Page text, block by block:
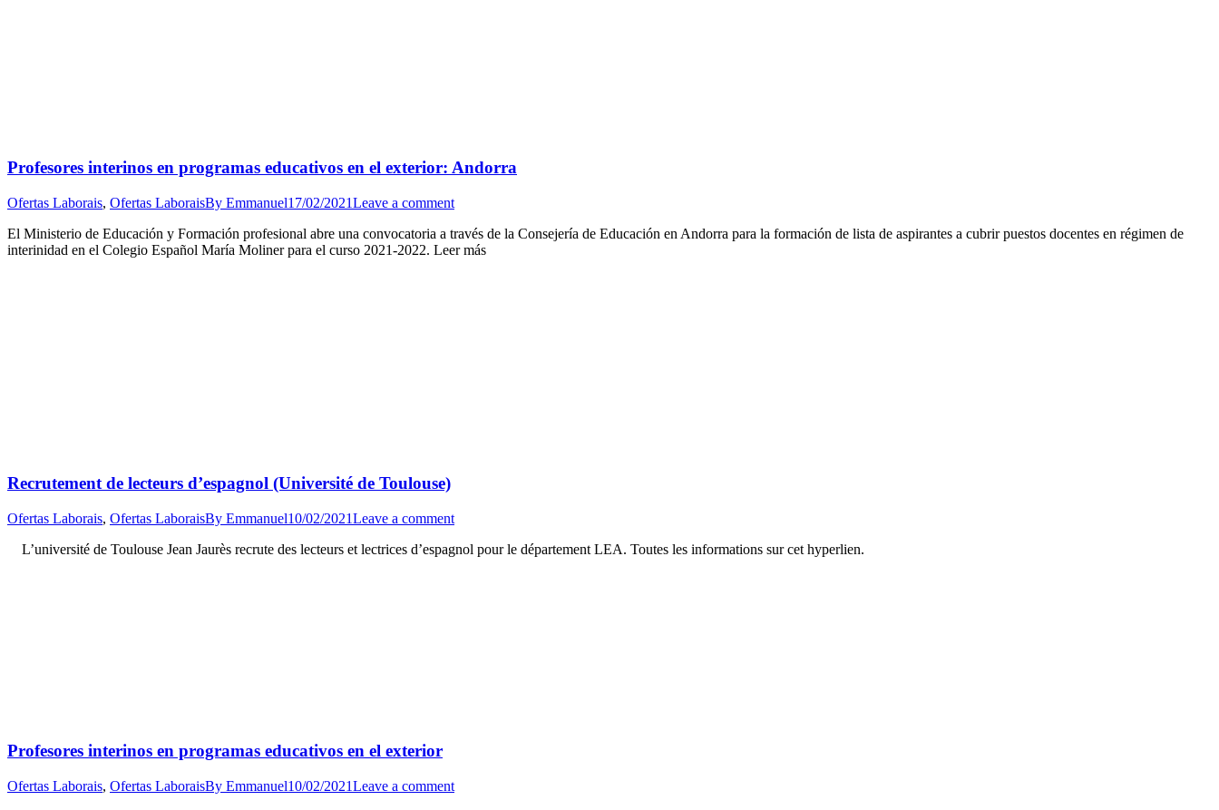
Profesores interinos en programas educativos en el exterior: Andorra
Ofertas Laborais, Ofertas LaboraisBy Emmanuel17/02/2021Leave a comment
El Ministerio de Educación y Formación profesional abre una convocatoria a través de la Consejería de Educación en Andorra para la formación de lista de aspirantes a cubrir puestos docentes en régimen de
interinidad en el Colegio Español María Moliner para el curso 2021-2022. Leer más
Recrutement de lecteurs d’espagnol (Université de Toulouse)
Ofertas Laborais, Ofertas LaboraisBy Emmanuel10/02/2021Leave a comment
L’université de Toulouse Jean Jaurès recrute des lecteurs et lectrices d’espagnol pour le département LEA. Toutes les informations sur cet hyperlien.
Profesores interinos en programas educativos en el exterior
Ofertas Laborais, Ofertas LaboraisBy Emmanuel10/02/2021Leave a comment